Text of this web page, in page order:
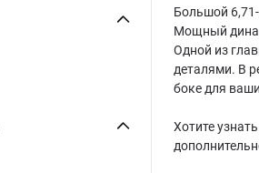
Большой
Мощный
Одной из
деталями. В
боке для
Хотите